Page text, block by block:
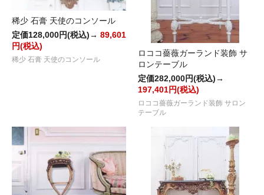
稀少 石膏 天使のコンソール
定価128,000円(税込)→ 89,601
円(税込)
稀少 石膏 天使のコンソール
ロココ薔薇ガーランド装飾 サ
ロンテーブル
定価282,000円(税込)→
197,401円(税込)
ロココ薔薇ガーランド装飾 サロン
テーブル